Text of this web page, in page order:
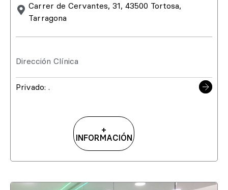
Carrer de Cervantes, 31, 43500 Tortosa,
Tarragona
Dirección Clínica
Privado: .
+
INFORMACIÓN